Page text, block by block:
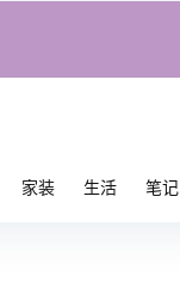
家装 生活 笔记